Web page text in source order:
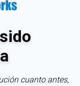
cuanto antes,